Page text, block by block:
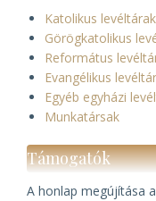
Katolikus levéltárak
Görögkatolikus
Református
Evangélikus
Egyéb egyházi
Munkatársak
Támogatók
A honlap megújítása